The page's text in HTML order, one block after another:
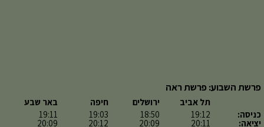
פרשת השבוע: פרשת ראה
כניסה:
יציאה:
תל אביב
19:12
20:11
ירושלים
18:50
20:09
חיפה
19:03
20:12
באר שבע
19:11
20:09